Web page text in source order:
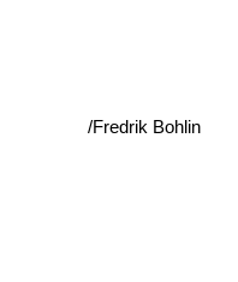
/Fredrik Bohlin